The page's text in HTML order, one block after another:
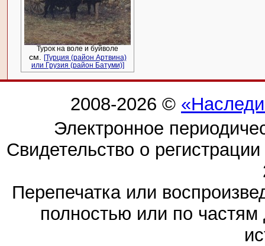
Турок на воле и буйволе
см.
[Турция (район Артвина)
или Грузия (район Батуми)]
2008-2026 ©
Электронное
Свидетельство о
Перепечатка или
полностью или по частям